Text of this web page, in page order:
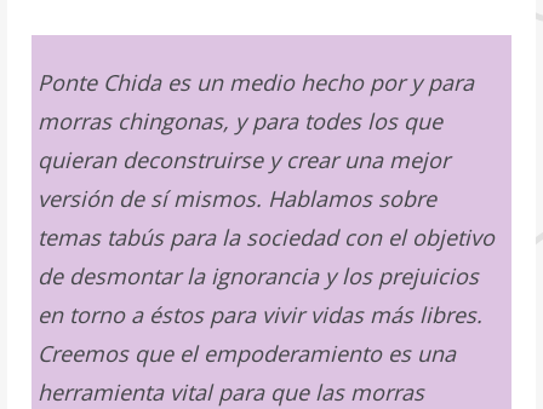
Ponte Chida es un medio hecho por y para
morras chingonas, y para todes los que
quieran deconstruirse y crear una mejor
versión de sí mismos. Hablamos sobre
temas tabús para la sociedad con el objetivo
de desmontar la ignorancia y los prejuicios
en torno a éstos para vivir vidas más libres.
Creemos que el empoderamiento es una
herramienta vital para que las morras